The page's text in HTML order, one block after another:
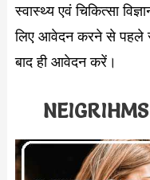
स्वास्थ्य एवं चिकित्सा
लिए आवेदन करने से पहले
बाद ही आवेदन करें।